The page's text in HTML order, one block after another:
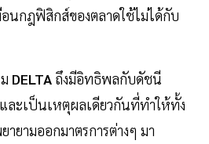
นกฎฟิสิกส์ของตลาดใช้ไม่ได้กับ
DELTA ถึงมีอิทธิพลกับดัชนี
ะเป็นเหตุผลเดียวกันที่ทำให้ทั้ง
ยามออกมาตรการต่างๆ มา